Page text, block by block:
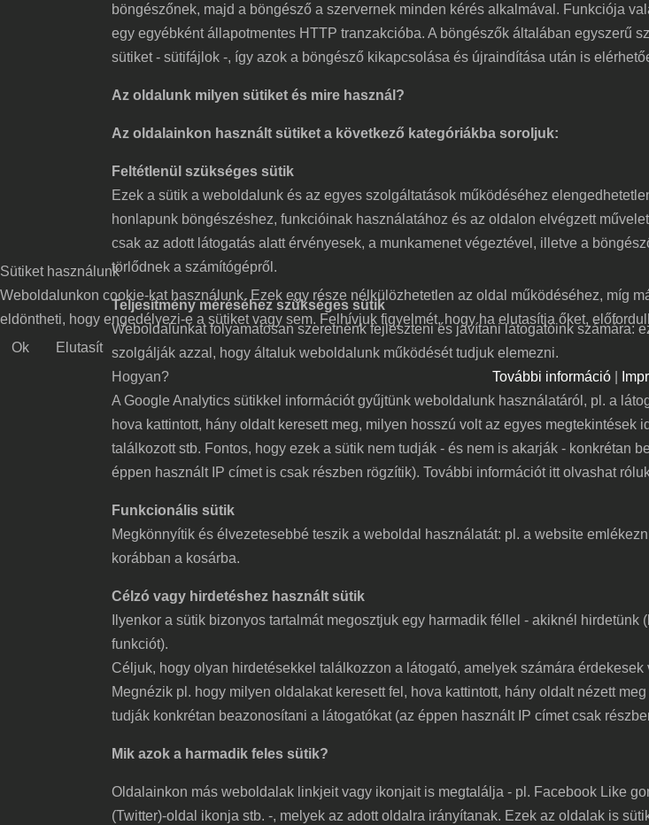
böngészőnek, majd a böngésző a szervernek minden kérés alkalmával. Funkciója
egy egyébként állapotmentes HTTP tranzakcióba. A böngészők általában egyszerű
sütiket - sütifájlok -, így azok a böngésző kikapcsolása és újraindítása után is
Az oldalunk milyen sütiket és mire használ?
Az oldalainkon használt sütiket a következő kategóriákba soroljuk:
Feltétlenül szükséges sütik
Ezek a sütik a weboldalunk és az egyes szolgáltatások működéséhez
honlapunk böngészéshez, funkcióinak használatához és az oldalon elvégzett
csak az adott látogatás alatt érvényesek, a munkamenet végeztével, illetve a
törlődnek a számítógépről.
Teljesítmény méréséhez szükséges sütik
Weboldalunkat folyamatosan szeretnénk fejleszteni és javítani látogatóink számára:
szolgálják azzal, hogy általuk weboldalunk működését tudjuk elemezni.
Hogyan?
A Google Analytics sütikkel információt gyűjtünk weboldalunk használatáról, pl. a
hova kattintott, hány oldalt keresett meg, milyen hosszú volt az egyes megtekintések
találkozott stb. Fontos, hogy ezek a sütik nem tudják - és nem is akarják - konkrétan
éppen használt IP címet is csak részben rögzítik). További információt itt olvashat
Funkcionális sütik
Megkönnyítik és élvezetesebbé teszik a weboldal használatát: pl. a website
korábban a kosárba.
Célzó vagy hirdetéshez használt sütik
Ilyenkor a sütik bizonyos tartalmát megosztjuk egy harmadik féllel - akiknél hirdetünk
funkciót).
Céljuk, hogy olyan hirdetésekkel találkozzon a látogató, amelyek számára érdekesek
Megnézik pl. hogy milyen oldalakat keresett fel, hova kattintott, hány oldalt nézett
tudják konkrétan beazonosítani a látogatókat (az éppen használt IP címet csak
Mik azok a harmadik feles sütik?
Oldalainkon más weboldalak linkjeit vagy ikonjait is megtalálja - pl. Facebook Like
(Twitter)-oldal ikonja stb. -, melyek az adott oldalra irányítanak. Ezek az oldalak is
Sütiket használunk
Weboldalunkon cookie-kat használunk. Ezek egy része nélkülözhetetlen az oldal működéséhez, míg
eldöntheti, hogy engedélyezi-e a sütiket vagy sem. Felhívjuk figyelmét, hogy ha elutasítja őket,
Ok
Elutasít
További információ